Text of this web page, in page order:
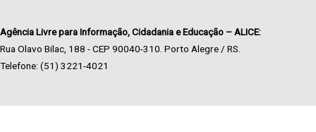
Agência Livre para Informação, Cidadania e Educação – ALICE:
Rua Olavo Bilac, 188 - CEP 90040-310. Porto Alegre / RS.
Telefone: (51) 3221-4021